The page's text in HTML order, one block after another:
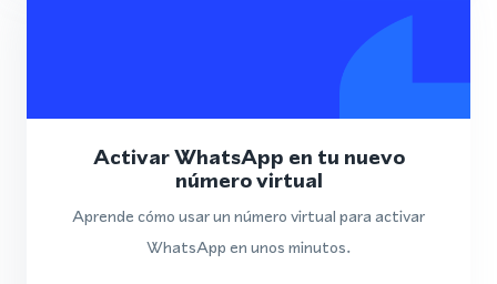
Activar WhatsApp en tu nuevo
número virtual
Aprende cómo usar un número virtual para activar
WhatsApp en unos minutos.